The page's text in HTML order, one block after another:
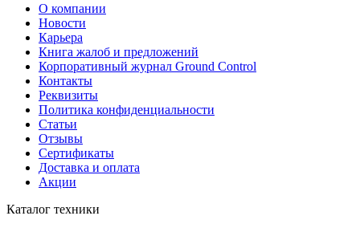
О компании
Новости
Карьера
Книга жалоб и предложений
Корпоративный журнал Ground Control
Контакты
Реквизиты
Политика конфиденциальности
Статьи
Отзывы
Сертификаты
Доставка и оплата
Акции
Каталог техники